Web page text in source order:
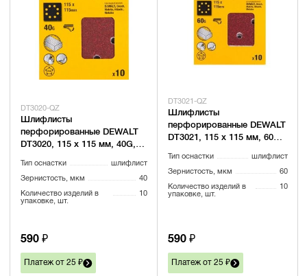
DT3020-QZ
Шлифлисты
перфорированные DEWALT
DT3020, 115 x 115 мм, 40G,
Тип оснастки шлифлист
Зернистость, мкм 40
Количество изделий в
упаковке, шт.
10
590 ₽
Платеж от 25 ₽
DT3021-QZ
Шлифлисты
перфорированные DEWALT
DT3021, 115 x 115 мм, 60G,
Тип оснастки шлифлист
Зернистость, мкм 60
Количество изделий в
упаковке, шт.
10
590 ₽
Платеж от 25 ₽